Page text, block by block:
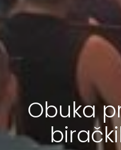
Obuka